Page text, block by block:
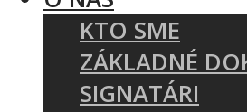
KTO SME
ZÁKLADNÉ
SIGNATÁRI